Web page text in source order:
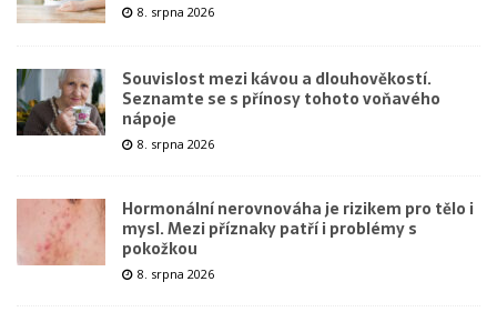
8. srpna 2026
Souvislost mezi kávou a dlouhověkostí.
Seznamte se s přínosy tohoto voňavého
nápoje
8. srpna 2026
Hormonální nerovnováha je rizikem pro tělo i
mysl. Mezi příznaky patří i problémy s
pokožkou
8. srpna 2026